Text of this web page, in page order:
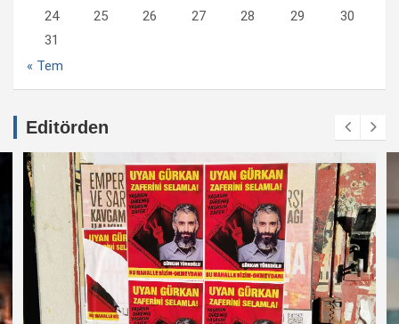
24
25 26 27 28 29
30
31
« Tem
Editörden